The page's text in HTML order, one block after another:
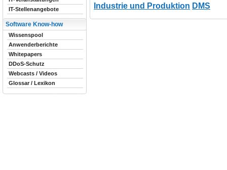
Industrie und Produktion DMS
IT-Stellenangebote
Software Know-how
Wissenspool
Anwenderberichte
Whitepapers
DDoS-Schutz
Webcasts / Videos
Glossar / Lexikon